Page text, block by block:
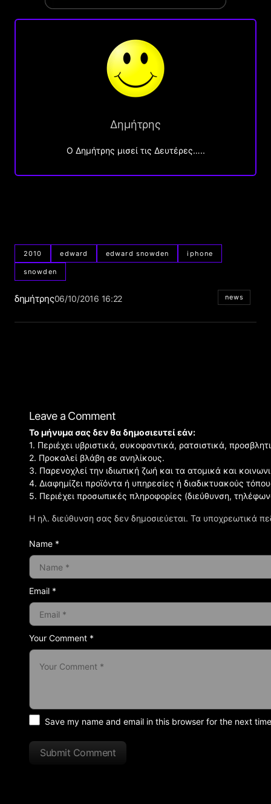
Δημήτρης
O Δημήτρης μισεί τις Δευτέρες…..
2010 edward edward snowden iphone
snowden
δημήτρης06/10/2016 16:22 news
Leave a Comment
Η ηλ. διεύθυνση σας δεν δημοσιεύεται. Τα υποχρεωτικά
Your Comment *
Το μήνυμα σας δεν θα δημοσιευτεί εάν:
1. Περιέχει υβριστικά, συκοφαντικά, ρατσιστικά,
2. Προκαλεί βλάβη σε ανηλίκους.
3. Παρενοχλεί την ιδιωτική ζωή και τα ατομικά και
4. Διαφημίζει προϊόντα ή υπηρεσίες ή διαδικτυακούς
5. Περιέχει προσωπικές πληροφορίες (διεύθυνση,
Name *
Email *
Save my name and email in this browser for the next
Submit Comment